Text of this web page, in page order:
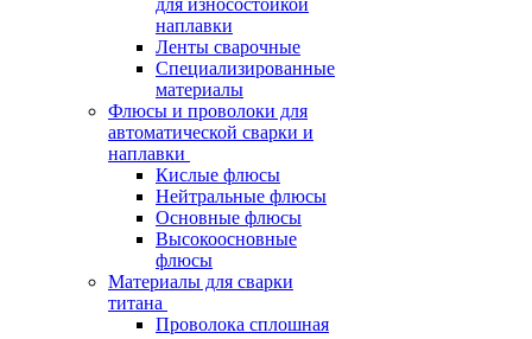
для износостойкой
наплавки
Ленты сварочные
Специализированные
материалы
Флюсы и проволоки для
автоматической сварки и
наплавки
Кислые флюсы
Нейтральные флюсы
Основные флюсы
Высокоосновные
флюсы
Материалы для сварки
титана
Проволока сплошная